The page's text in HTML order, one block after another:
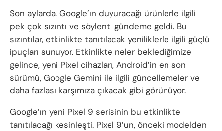
Son aylarda, Google’ın duyuracağı ürünlerle ilgili
pek çok sızıntı ve söylenti gündeme geldi. Bu
sızıntılar, etkinlikte tanıtılacak yeniliklerle ilgili güçlü
ipuçları sunuyor. Etkinlikte neler beklediğimize
gelince, yeni Pixel cihazları, Android’in en son
sürümü, Google Gemini ile ilgili güncellemeler ve
daha fazlası karşımıza çıkacak gibi görünüyor.
Google’ın yeni Pixel 9 serisinin bu etkinlikte
tanıtılacağı kesinleşti. Pixel 9’un, önceki modelden